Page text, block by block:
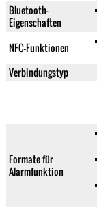
Bluetooth-
Eigenschaften
NFC-Funktionen
Verbindungstyp
Formate für
Alarmfunktion